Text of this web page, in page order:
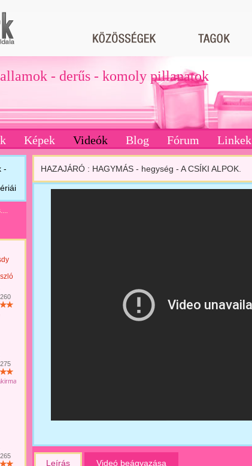
- derűs - komoly pillanatok
Képek Videók Blog Fórum Linkek
-
HAZAJÁRÓ : HAGYMÁS - hegység - A CSÍKI ALPOK.
Leírás Videó beágyazása